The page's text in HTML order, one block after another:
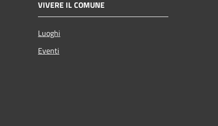
VIVERE IL COMUNE
Luoghi
Eventi